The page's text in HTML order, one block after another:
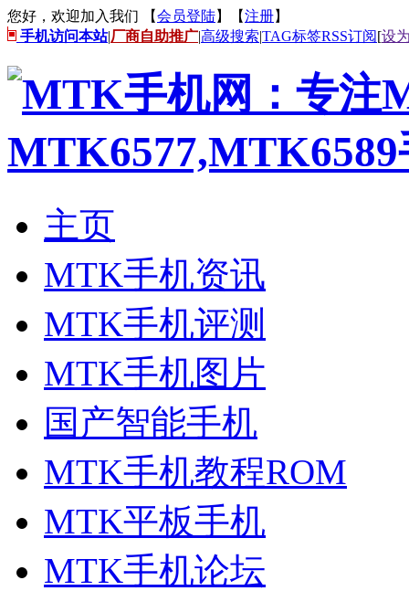
您好，欢迎加入我们 【会员登陆】【注册】
手机访问本站|厂商自助推广|高级搜索|TAG标签RSS订阅[设
主页
MTK手机资讯
MTK手机评测
MTK手机图片
国产智能手机
MTK手机教程ROM
MTK平板手机
MTK手机论坛